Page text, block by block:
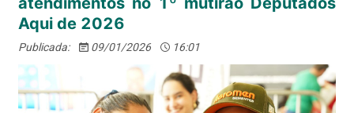
Aqui de 2026
Publicada: 09/01/2026 16:01